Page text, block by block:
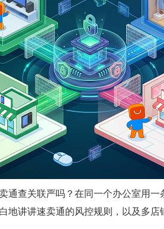
查关联严吗？在同一个办公室用一
地讲讲速卖通的风控规则，以及多店